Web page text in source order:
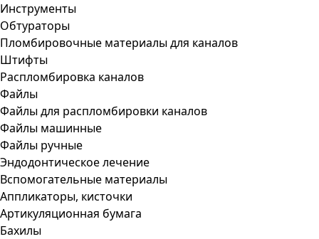
Инструменты
Обтураторы
Пломбировочные материалы для каналов
Штифты
Распломбировка каналов
Файлы
Файлы для распломбировки каналов
Файлы машинные
Файлы ручные
Эндодонтическое лечение
Вспомогательные материалы
Аппликаторы, кисточки
Артикуляционная бумага
Бахилы